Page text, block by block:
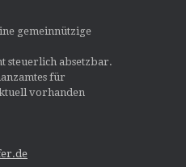
gemeinnützige
steuerlich absetzbar.
für
vorhanden